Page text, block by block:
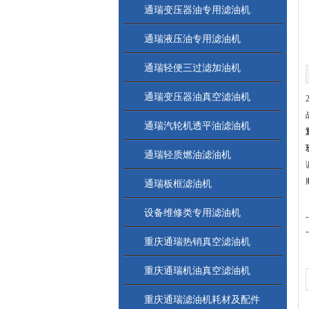
通瑞变压器油专用滤油机
通瑞液压油专用滤油机
通瑞轻便三过滤加油机
通瑞变压器油真空滤油机
通瑞汽轮机透平油滤油机
通瑞轻质燃油滤油机
通瑞板框滤油机
设备维修类专用滤油机
重庆通瑞热销真空滤油机
重庆通瑞机油真空滤油机
重庆通瑞滤油机耗材及配件